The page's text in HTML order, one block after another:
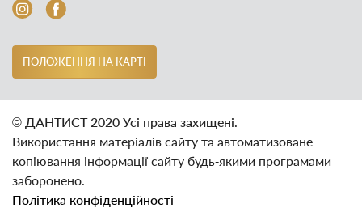
ПОЛОЖЕННЯ НА КАРТІ
© ДАНТИСТ 2020 Усі права захищені.
Використання матеріалів сайту та автоматизоване
копіювання інформації сайту будь‑якими програмами
заборонено.
Політика конфіденційності